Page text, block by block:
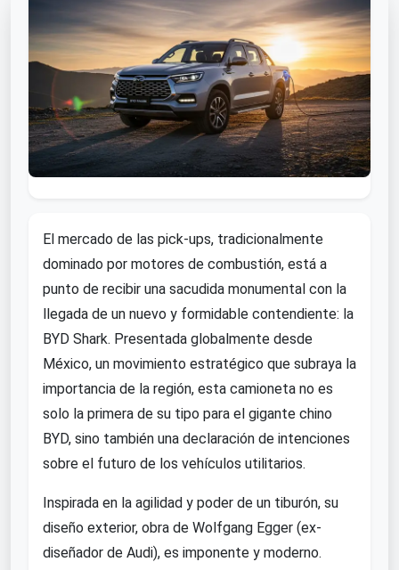
El mercado de las pick-ups, tradicionalmente
dominado por motores de combustión, está a
punto de recibir una sacudida monumental con la
llegada de un nuevo y formidable contendiente: la
BYD Shark. Presentada globalmente desde
México, un movimiento estratégico que subraya la
importancia de la región, esta camioneta no es
solo la primera de su tipo para el gigante chino
BYD, sino también una declaración de intenciones
sobre el futuro de los vehículos utilitarios.
Inspirada en la agilidad y poder de un tiburón, su
diseño exterior, obra de Wolfgang Egger (ex-
diseñador de Audi), es imponente y moderno.